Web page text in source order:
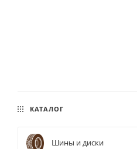
КАТАЛОГ
Шины и диски